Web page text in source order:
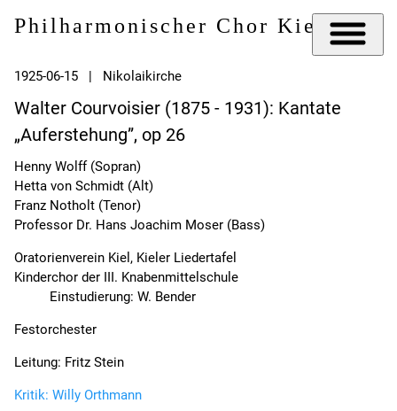
Philharmonischer Chor Kiel e.V.
1925-06-15 | Nikolaikirche
Walter Courvoisier (1875 - 1931): Kantate
„Auferstehung”, op 26
Henny Wolff (Sopran)
Hetta von Schmidt (Alt)
Franz Notholt (Tenor)
Professor Dr. Hans Joachim Moser (Bass)
Oratorienverein Kiel, Kieler Liedertafel
Kinderchor der III. Knabenmittelschule
Einstudierung: W. Bender
Festorchester
Leitung: Fritz Stein
Kritik: Willy Orthmann